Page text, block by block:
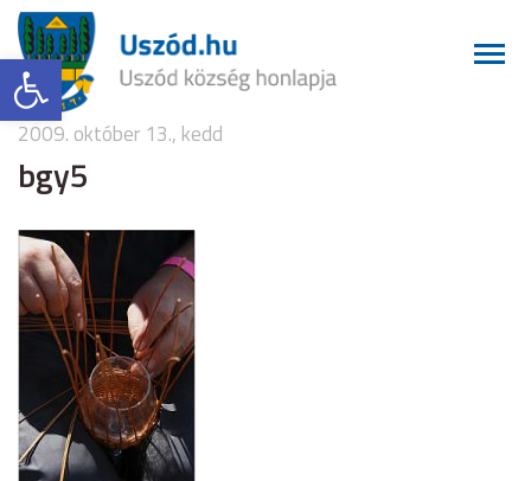
Eszköztár megnyitása
2009. október 13., kedd
bgy5